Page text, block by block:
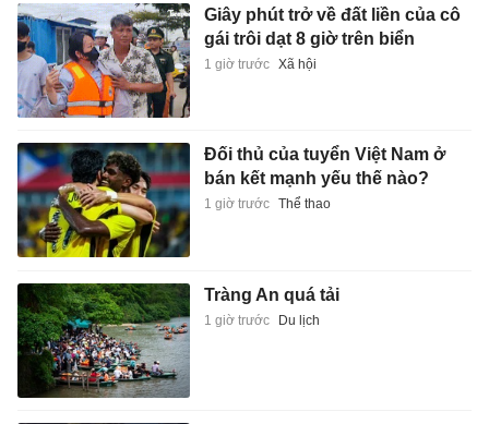
Giây phút trở về đất liền của cô
gái trôi dạt 8 giờ trên biển
1 giờ trước Xã hội
Đối thủ của tuyển Việt Nam ở
bán kết mạnh yếu thế nào?
1 giờ trước Thể thao
Tràng An quá tải
1 giờ trước Du lịch